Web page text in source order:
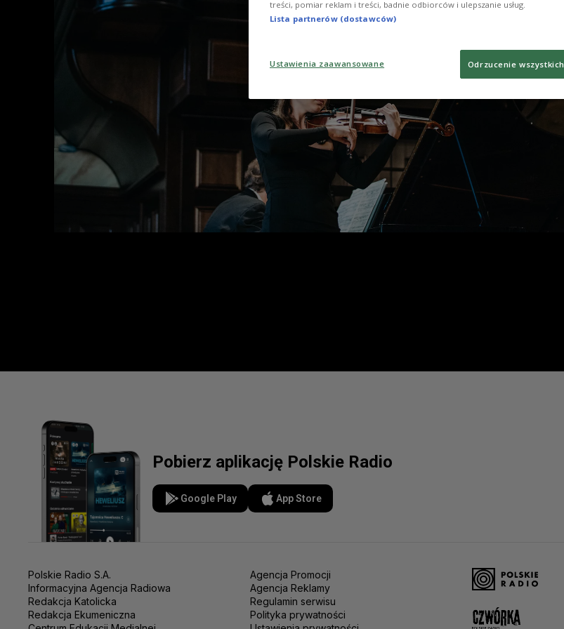
Pobierz aplikację Polskie Radio
Google Play App Store
Polskie Radio S.A.
Informacyjna Agencja Radiowa
Redakcja Katolicka
Redakcja Ekumeniczna
Agencja Promocji
Agencja Reklamy
Regulamin serwisu
Polityka prywatności
treści, pomiar reklam i treści, badnie odbiorców i ulepszanie usług.
Lista partnerów (dostawców)
Ustawienia zaawansowane Odrzucenie wszystkich